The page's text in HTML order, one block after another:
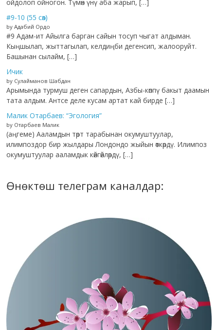
ойдолоп ойногон. Түмөн үнү аба жарып, […]
#9-10 (55 сөз)
by Адабий Ордо
#9 Адам-ит Айылга барган сайын тосуп чыгат алдыман.
Кыңшылап, жыттагылап, келдиңби дегенсип, жалооруйт.
Башынан сылайм, […]
Ичик
by Сулайманов Шабдан
Арымында турмуш деген сапардын, Азбы-көппү бакыт даамын
тата алдым. Антсе деле кусам артат кай бирде […]
Малик Отарбаев: “Эгология”
by Отарбаев Малик
(аңгеме) Ааламдын төрт тарабынан окумуштуулар,
илимпоздор бир жылдары Лондондо жыйын өткөрдү. Илимпоз
окумуштуулар ааламдык көйгөйлөрдү, […]
Өнөктөш телеграм каналдар: